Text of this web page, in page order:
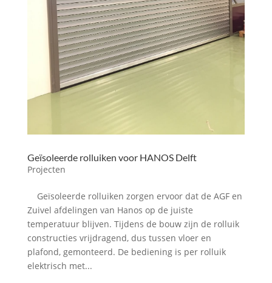
Geïsoleerde rolluiken voor HANOS Delft
Projecten
Geïsoleerde rolluiken zorgen ervoor dat de AGF en
Zuivel afdelingen van Hanos op de juiste
temperatuur blijven. Tijdens de bouw zijn de rolluik
constructies vrijdragend, dus tussen vloer en
plafond, gemonteerd. De bediening is per rolluik
elektrisch met...